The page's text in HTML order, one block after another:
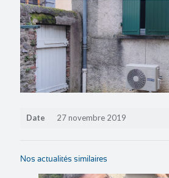
Date 27 novembre 2019
Nos actualités similaires